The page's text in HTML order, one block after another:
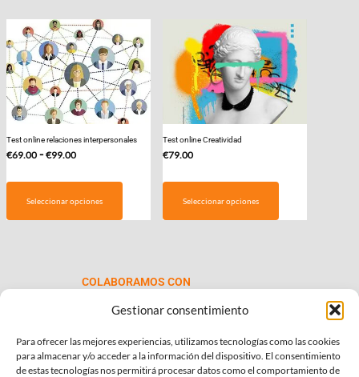
Gestionar consentimiento
Para ofrecer las mejores experiencias, utilizamos tecnologías como las cookies
para almacenar y/o acceder a la información del dispositivo. El consentimiento
de estas tecnologías nos permitirá procesar datos como el comportamiento de
Test online relaciones interpersonales
€69.00 - €99.00Rango
desde
Seleccionar opciones
opciones
se
elegir
en
Test online Creatividad
€79.00
Seleccionar opciones
COLABORAMOS CON